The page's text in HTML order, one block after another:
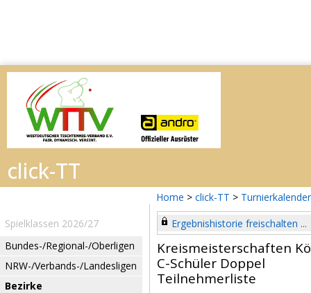
Home > click-TT > Turnierkalender
Spielklassen 2026/27
Bundes-/Regional-/Oberligen
NRW-/Verbands-/Landesligen
Bezirke
Ergebnishistorie freischalten ...
Kreismeisterschaften
C-Schüler Doppel
Teilnehmerliste